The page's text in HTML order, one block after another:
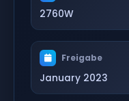
2760W
Freigabe
January 2023